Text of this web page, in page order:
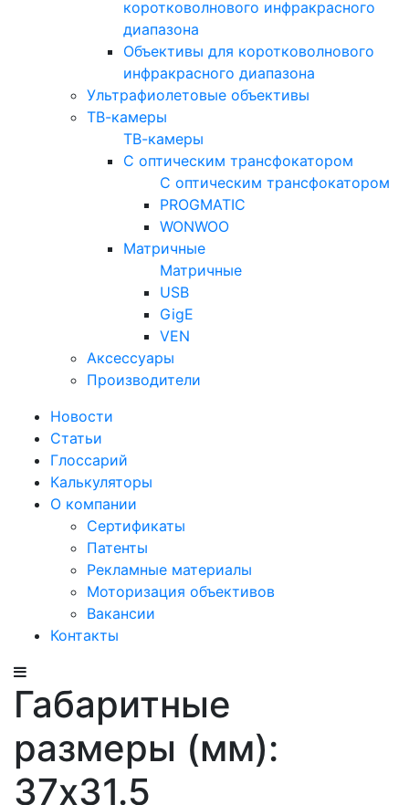
коротковолнового инфракрасного
диапазона
Объективы для коротковолнового
инфракрасного диапазона
Ультрафиолетовые объективы
ТВ-камеры
ТВ-камеры
С оптическим трансфокатором
С оптическим трансфокатором
PROGMATIC
WONWOO
Матричные
Матричные
USB
GigE
VEN
Аксессуары
Производители
Новости
Статьи
Глоссарий
Калькуляторы
О компании
Сертификаты
Патенты
Рекламные материалы
Моторизация объективов
Вакансии
Контакты
Габаритные
размеры (мм):
37x31.5